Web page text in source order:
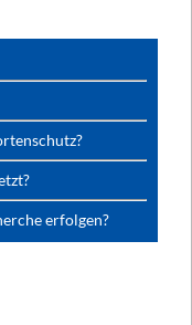
erfolgen?